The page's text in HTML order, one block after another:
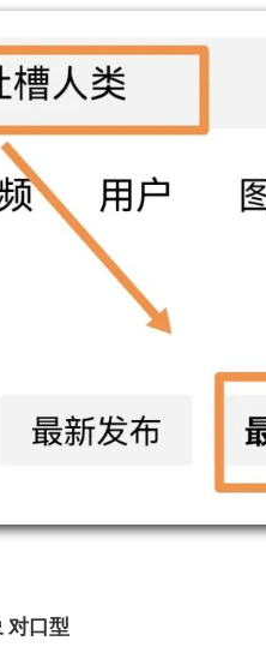
对口型